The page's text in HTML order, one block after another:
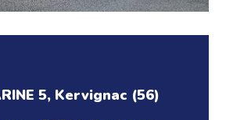
5, Kervignac (56)